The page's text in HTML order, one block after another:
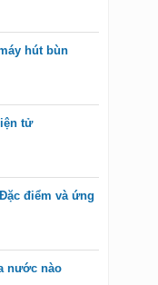
hút bùn
tử
điểm và ứng
nước nào